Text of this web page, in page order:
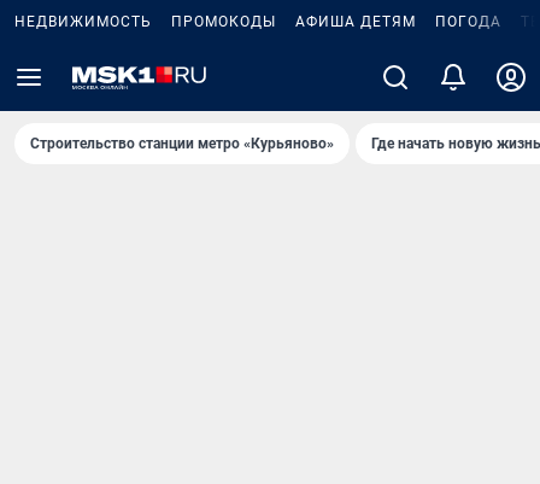
НЕДВИЖИМОСТЬ ПРОМОКОДЫ АФИША ДЕТЯМ ПОГОДА
Строительство станции метро «Курьяново» Где начать новую